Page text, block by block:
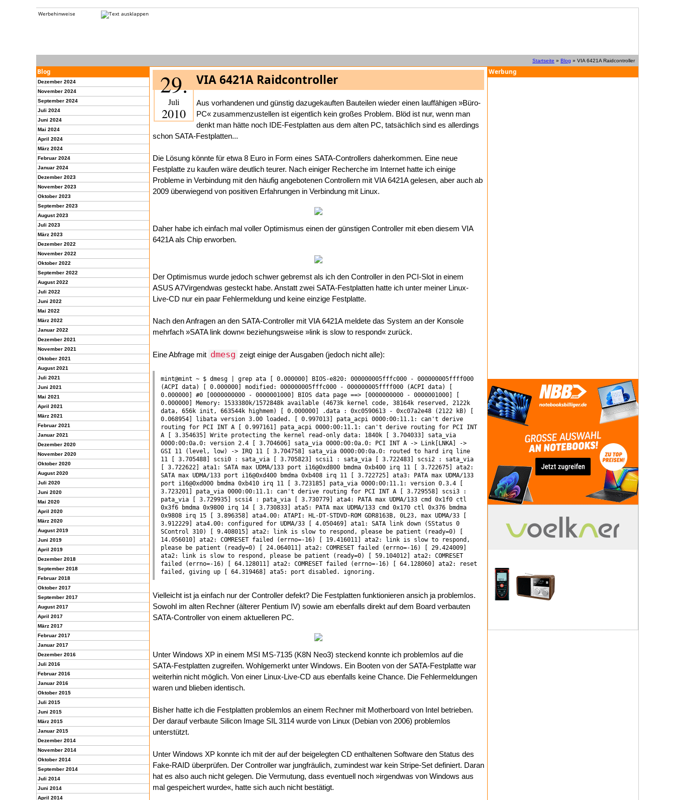
Werbehinweise
Startseite » Blog » VIA 6421A Raidcontroller
Blog
Dezember 2024
November 2024
September 2024
Juli 2024
Juni 2024
Mai 2024
April 2024
März 2024
Februar 2024
Januar 2024
Dezember 2023
November 2023
Oktober 2023
September 2023
August 2023
Juli 2023
März 2023
Dezember 2022
November 2022
Oktober 2022
September 2022
August 2022
Juli 2022
Juni 2022
Mai 2022
März 2022
Januar 2022
Dezember 2021
November 2021
Oktober 2021
August 2021
Juli 2021
Juni 2021
Mai 2021
April 2021
März 2021
Februar 2021
Januar 2021
Dezember 2020
November 2020
Oktober 2020
August 2020
Juli 2020
Juni 2020
Mai 2020
April 2020
März 2020
August 2019
Juni 2019
April 2019
Dezember 2018
September 2018
Februar 2018
Oktober 2017
September 2017
August 2017
April 2017
März 2017
Februar 2017
Januar 2017
Dezember 2016
Juli 2016
Februar 2016
Januar 2016
Oktober 2015
Juli 2015
Juni 2015
März 2015
Januar 2015
Dezember 2014
November 2014
Oktober 2014
September 2014
Juli 2014
Juni 2014
April 2014
Werbung
29.
Juli
2010
VIA 6421A Raidcontroller
Aus vorhandenen und günstig dazugekauften Bauteilen wieder einen lauffähigen »Büro-
PC« zusammenzustellen ist eigentlich kein großes Problem. Blöd ist nur, wenn man
denkt man hätte noch IDE-Festplatten aus dem alten PC, tatsächlich sind es allerdings
schon SATA-Festplatten...
Die Lösung könnte für etwa 8 Euro in Form eines SATA-Controllers daherkommen. Eine neue
Festplatte zu kaufen wäre deutlich teurer. Nach einiger Recherche im Internet hatte ich einige
Probleme in Verbindung mit den häufig angebotenen Controllern mit VIA 6421A gelesen, aber auch ab
2009 überwiegend von positiven Erfahrungen in Verbindung mit Linux.
Daher habe ich einfach mal voller Optimismus einen der günstigen Controller mit eben diesem VIA
6421A als Chip erworben.
Der Optimismus wurde jedoch schwer gebremst als ich den Controller in den PCI-Slot in einem
ASUS A7Virgendwas gesteckt habe. Anstatt zwei SATA-Festplatten hatte ich unter meiner Linux-
Live-CD nur ein paar Fehlermeldung und keine einzige Festplatte.
Nach den Anfragen an den SATA-Controller mit VIA 6421A meldete das System an der Konsole
mehrfach »SATA link down« beziehungsweise »link is slow to respond« zurück.
Eine Abfrage mit dmesg zeigt einige der Ausgaben (jedoch nicht alle):
mint@mint ~ $ dmesg | grep ata [ 0.000000] BIOS-e820: 000000005fffc000 - 000000005ffff000
(ACPI data) [ 0.000000] modified: 000000005fffc000 - 000000005ffff000 (ACPI data) [
0.000000] #0 [0000000000 - 0000001000] BIOS data page ==> [0000000000 - 0000001000] [
0.000000] Memory: 1533380k/1572848k available (4673k kernel code, 38164k reserved, 2122k
data, 656k init, 663544k highmem) [ 0.000000] .data : 0xc0590613 - 0xc07a2e48 (2122 kB) [
0.068954] libata version 3.00 loaded. [ 0.997013] pata_acpi 0000:00:11.1: can't derive
routing for PCI INT A [ 0.997161] pata_acpi 0000:00:11.1: can't derive routing for PCI INT
A [ 3.354635] Write protecting the kernel read-only data: 1840k [ 3.704033] sata_via
0000:00:0a.0: version 2.4 [ 3.704606] sata_via 0000:00:0a.0: PCI INT A -> Link[LNKA] ->
GSI 11 (level, low) -> IRQ 11 [ 3.704758] sata_via 0000:00:0a.0: routed to hard irq line
11 [ 3.705488] scsi0 : sata_via [ 3.705823] scsi1 : sata_via [ 3.722483] scsi2 : sata_via
[ 3.722622] ata1: SATA max UDMA/133 port i16@0xd800 bmdma 0xb400 irq 11 [ 3.722675] ata2:
SATA max UDMA/133 port i16@0xd400 bmdma 0xb408 irq 11 [ 3.722725] ata3: PATA max UDMA/133
port i16@0xd000 bmdma 0xb410 irq 11 [ 3.723185] pata_via 0000:00:11.1: version 0.3.4 [
3.723201] pata_via 0000:00:11.1: can't derive routing for PCI INT A [ 3.729558] scsi3 :
pata_via [ 3.729935] scsi4 : pata_via [ 3.730779] ata4: PATA max UDMA/133 cmd 0x1f0 ctl
0x3f6 bmdma 0x9800 irq 14 [ 3.730833] ata5: PATA max UDMA/133 cmd 0x170 ctl 0x376 bmdma
0x9808 irq 15 [ 3.896358] ata4.00: ATAPI: HL-DT-STDVD-ROM GDR8163B, 0L23, max UDMA/33 [
3.912229] ata4.00: configured for UDMA/33 [ 4.050469] ata1: SATA link down (SStatus 0
SControl 310) [ 9.408015] ata2: link is slow to respond, please be patient (ready=0) [
14.056010] ata2: COMRESET failed (errno=-16) [ 19.416011] ata2: link is slow to respond,
please be patient (ready=0) [ 24.064011] ata2: COMRESET failed (errno=-16) [ 29.424009]
ata2: link is slow to respond, please be patient (ready=0) [ 59.104012] ata2: COMRESET
failed (errno=-16) [ 64.128011] ata2: COMRESET failed (errno=-16) [ 64.128060] ata2: reset
failed, giving up [ 64.319468] ata5: port disabled. ignoring.
Vielleicht ist ja einfach nur der Controller defekt? Die Festplatten funktionieren ansich ja problemlos.
Sowohl im alten Rechner (älterer Pentium IV) sowie am ebenfalls direkt auf dem Board verbauten
SATA-Controller von einem aktuelleren PC.
Unter Windows XP in einem MSI MS-7135 (K8N Neo3) steckend konnte ich problemlos auf die
SATA-Festplatten zugreifen. Wohlgemerkt unter Windows. Ein Booten von der SATA-Festplatte war
weiterhin nicht möglich. Von einer Linux-Live-CD aus ebenfalls keine Chance. Die Fehlermeldungen
waren und blieben identisch.
Bisher hatte ich die Festplatten problemlos an einem Rechner mit Motherboard von Intel betrieben.
Der darauf verbaute Silicon Image SIL 3114 wurde von Linux (Debian von 2006) problemlos
unterstützt.
Unter Windows XP konnte ich mit der auf der beigelegten CD enthaltenen Software den Status des
Fake-RAID überprüfen. Der Controller war jungfräulich, zumindest war kein Stripe-Set definiert. Daran
hat es also auch nicht gelegen. Die Vermutung, dass eventuell noch »irgendwas von Windows aus
mal gespeichert wurde«, hatte sich auch nicht bestätigt.